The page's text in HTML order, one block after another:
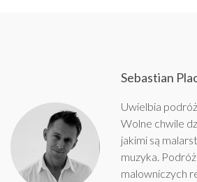
Sebastian
Uwielbia
Wolne chwile
jakimi są
muzyka.
malowniczych